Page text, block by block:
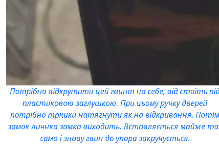
Потрібно відкрутити цей гвинт на себе, від стоїть
пластиковою заглушкою. При цьому ручку дверей
потрібно трішки натягнути як на відкривання.
замок личнка замка виходить. Вставляється майже
само і знову гвин до упора закручується.